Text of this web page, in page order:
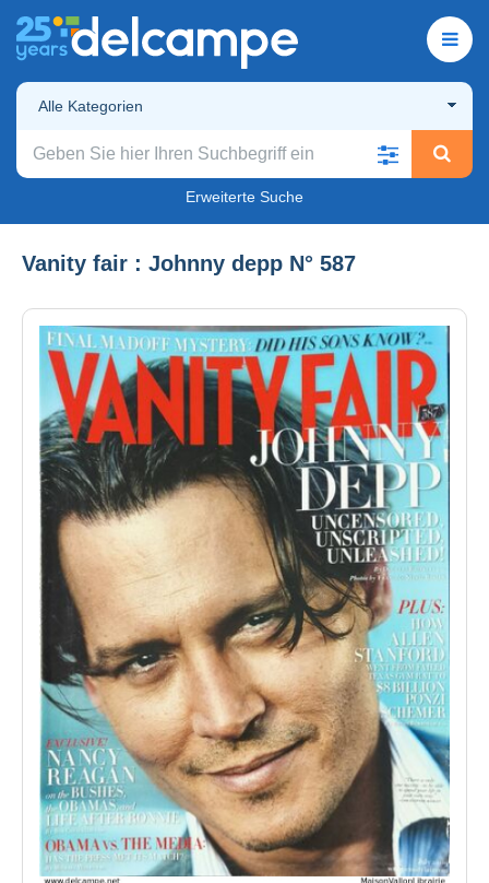
Alle Kategorien
Erweiterte Suche
Vanity fair : Johnny depp N° 587